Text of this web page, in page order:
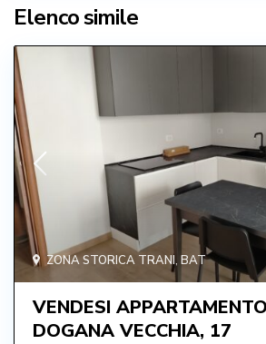
Elenco simile
ZONA STORICA TRANI, BAT
VENDESI
DOGANA VECCHIA, 17